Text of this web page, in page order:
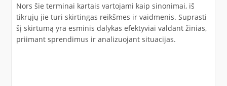
Nors šie terminai kartais vartojami kaip sinonimai, iš
tikrųjų jie turi skirtingas reikšmes ir vaidmenis. Suprasti
šį skirtumą yra esminis dalykas efektyviai valdant žinias,
priimant sprendimus ir analizuojant situacijas.​